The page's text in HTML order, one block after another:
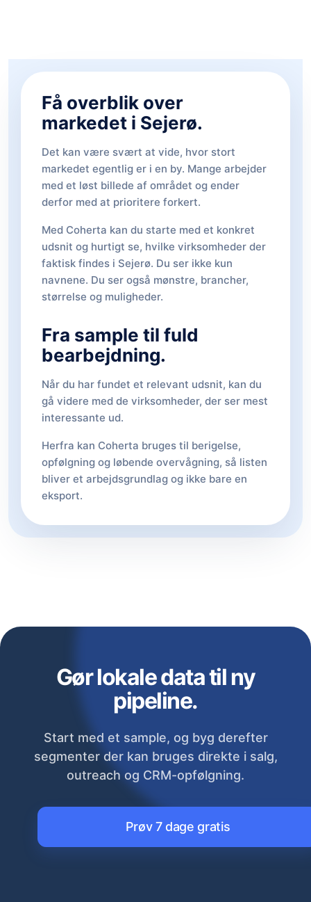
Få overblik over
markedet i Sejerø.
Det kan være svært at vide, hvor stort
markedet egentlig er i en by. Mange arbejder
med et løst billede af området og ender
derfor med at prioritere forkert.
Med Coherta kan du starte med et konkret
udsnit og hurtigt se, hvilke virksomheder der
faktisk findes i Sejerø. Du ser ikke kun
navnene. Du ser også mønstre, brancher,
størrelse og muligheder.
Fra sample til fuld
bearbejdning.
Når du har fundet et relevant udsnit, kan du
gå videre med de virksomheder, der ser mest
interessante ud.
Herfra kan Coherta bruges til berigelse,
opfølgning og løbende overvågning, så listen
bliver et arbejdsgrundlag og ikke bare en
eksport.
Gør lokale data til ny
pipeline.
Start med et sample, og byg derefter
segmenter der kan bruges direkte i salg,
outreach og CRM-opfølgning.
Prøv 7 dage gratis